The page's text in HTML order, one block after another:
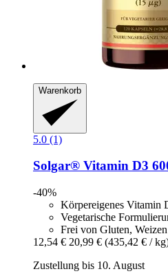
Warenkorb
5.0 (1)
Solgar® Vitamin D3
-40%
Körpereigenes Vitamin
Vegetarische
Frei von Gluten,
12,54 € 20,99 € (435,42 € /
Zustellung bis 10. August